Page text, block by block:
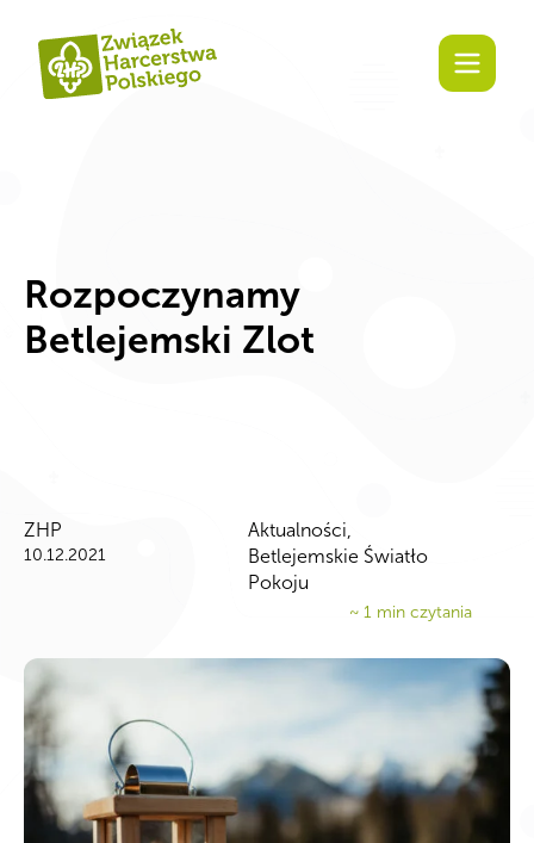
Rozpoczynamy
Betlejemski Zlot
ZHP
10.12.2021
Aktualności,
Betlejemskie Światło
Pokoju
~ 1 min czytania